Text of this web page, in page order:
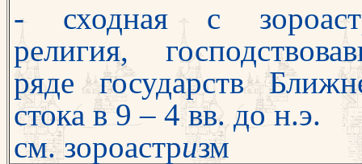
- сходная с
религия, господ
ряде государств
стока в 9 – 4 вв. до н.э.
см. зороастризм